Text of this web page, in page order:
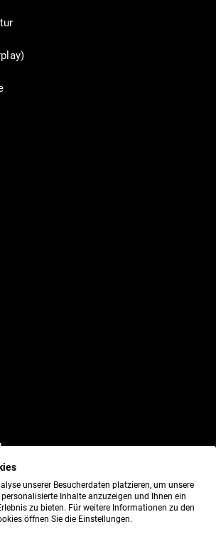
unserer Besucherdaten platzieren, um unsere
personalisierte Inhalte anzuzeigen und Ihnen ein
zu bieten. Für weitere Informationen zu den
öffnen Sie die Einstellungen.